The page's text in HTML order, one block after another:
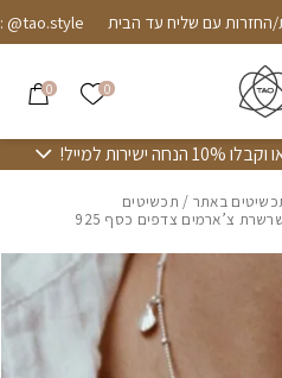
החזרות עם שליח עד הבית
0 הרשימה
0
למייל!
באתר / תכשיטים
צ’ארמים צדפים כסף 925